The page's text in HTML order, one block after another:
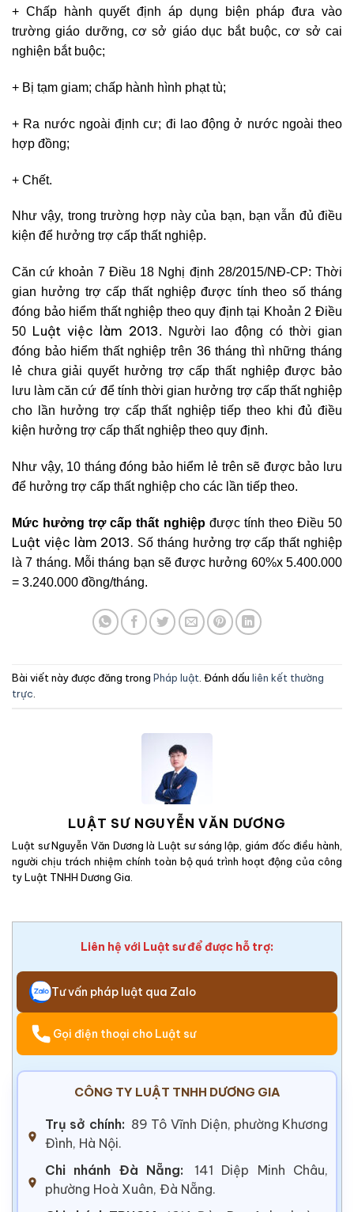
+ Chấp hành quyết định áp dụng biện pháp đưa vào
trường giáo dưỡng, cơ sở giáo dục bắt buộc, cơ sở cai
nghiện bắt buộc;
+ Bị tạm giam; chấp hành hình phạt tù;
+ Ra nước ngoài định cư; đi lao động ở nước ngoài theo
hợp đồng;
+ Chết.
Như vậy, trong trường hợp này của bạn, bạn vẫn đủ điều
kiện để hưởng trợ cấp thất nghiệp.
Căn cứ khoản 7 Điều 18 Nghị định 28/2015/NĐ-CP: Thời
gian hưởng trợ cấp thất nghiệp được tính theo số tháng
đóng bảo hiểm thất nghiệp theo quy định tại Khoản 2 Điều
50 Luật việc làm 2013. Người lao động có thời gian
đóng bảo hiểm thất nghiệp trên 36 tháng thì những tháng
lẻ chưa giải quyết hưởng trợ cấp thất nghiệp được bảo
lưu làm căn cứ để tính thời gian hưởng trợ cấp thất nghiệp
cho lần hưởng trợ cấp thất nghiệp tiếp theo khi đủ điều
kiện hưởng trợ cấp thất nghiệp theo quy định.
Như vậy, 10 tháng đóng bảo hiểm lẻ trên sẽ được bảo lưu
để hưởng trợ cấp thất nghiệp cho các lần tiếp theo.
Mức hưởng trợ cấp thất nghiệpđược tính theo Điều 50
Luật việc làm 2013. Số tháng hưởng trợ cấp thất nghiệp
là 7 tháng. Mỗi tháng bạn sẽ được hưởng 60%x 5.400.000
= 3.240.000 đồng/tháng.
Bài viết này được đăng trong Pháp luật . Đánh dấu liên kết thường
trực
LUẬT SƯ NGUYỄN VĂN DƯƠNG
Luật sư Nguyễn Văn Dương là Luật sư sáng lập, giám đốc điều hành,
người chịu trách nhiệm chính toàn bộ quá trình hoạt động của công
ty Luật TNHH Dương Gia.
Liên hệ với Luật sư để được hỗ trợ:
Tư vấn pháp luật qua Zalo
Gọi điện thoại cho Luật sư
CÔNG TY LUẬT TNHH DƯƠNG GIA
Trụ sở chính: 89 Tô Vĩnh Diện, phường Khương
Đình, Hà Nội.
Chi nhánh Đà Nẵng:
141 Diệp Minh Châu,
phường Hoà Xuân, Đà Nẵng.